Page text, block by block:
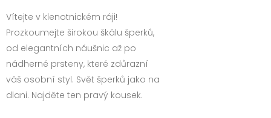
Vítejte v klenotnickém ráji!
Prozkoumejte širokou škálu šperků,
od elegantních náušnic až po
nádherné prsteny, které zdůrazní
váš osobní styl. Svět šperků jako na
dlani. Najděte ten pravý kousek.